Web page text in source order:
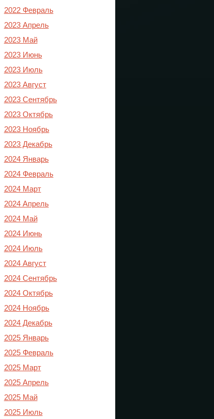
2022 Февраль
2023 Апрель
2023 Май
2023 Июнь
2023 Июль
2023 Август
2023 Сентябрь
2023 Октябрь
2023 Ноябрь
2023 Декабрь
2024 Январь
2024 Февраль
2024 Март
2024 Апрель
2024 Май
2024 Июнь
2024 Июль
2024 Август
2024 Сентябрь
2024 Октябрь
2024 Ноябрь
2024 Декабрь
2025 Январь
2025 Февраль
2025 Март
2025 Апрель
2025 Май
2025 Июль